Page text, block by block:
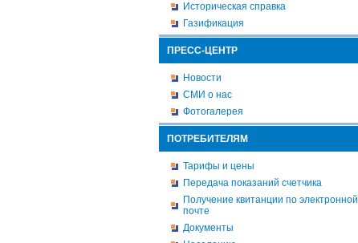
Историческая справка
Газификация
ПРЕСС-ЦЕНТР
Новости
СМИ о нас
Фотогалерея
ПОТРЕБИТЕЛЯМ
Тарифы и цены
Передача показаний счетчика
Получение квитанции по электронной
почте
Документы